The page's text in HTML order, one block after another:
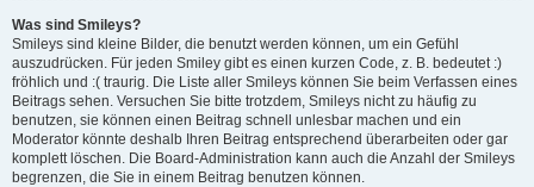
Was sind Smileys?
Smileys sind kleine Bilder, die benutzt werden können, um ein Gefühl
auszudrücken. Für jeden Smiley gibt es einen kurzen Code, z. B. bedeutet :)
fröhlich und :( traurig. Die Liste aller Smileys können Sie beim Verfassen eines
Beitrags sehen. Versuchen Sie bitte trotzdem, Smileys nicht zu häufig zu
benutzen, sie können einen Beitrag schnell unlesbar machen und ein
Moderator könnte deshalb Ihren Beitrag entsprechend überarbeiten oder gar
komplett löschen. Die Board-Administration kann auch die Anzahl der Smileys
begrenzen, die Sie in einem Beitrag benutzen können.